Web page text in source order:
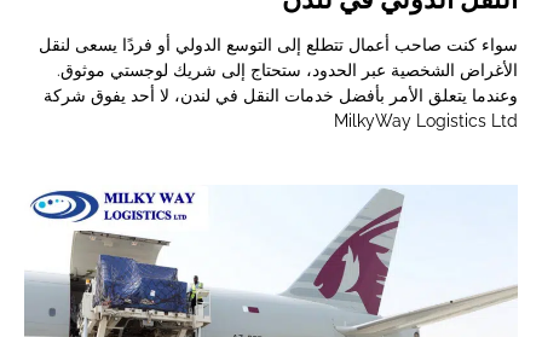
سواء كنت صاحب أعمال تتطلع إلى التوسع الدولي أو فردًا يسعى لنقل
الأغراض الشخصية عبر الحدود، ستحتاج إلى شريك لوجستي موثوق.
وعندما يتعلق الأمر بأفضل خدمات النقل في لندن، لا أحد يفوق شركة
MilkyWay Logistics Ltd